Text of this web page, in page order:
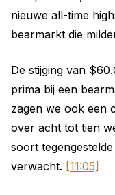
nieuwe all-time
bearmarkt die
De stijging van
prima bij een
zagen we ook een
over acht tot tien
soort
verwacht. [11:05]